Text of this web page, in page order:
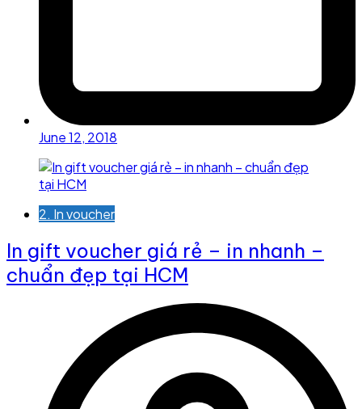
June 12, 2018
2. In voucher
In gift voucher giá rẻ – in nhanh –
chuẩn đẹp tại HCM